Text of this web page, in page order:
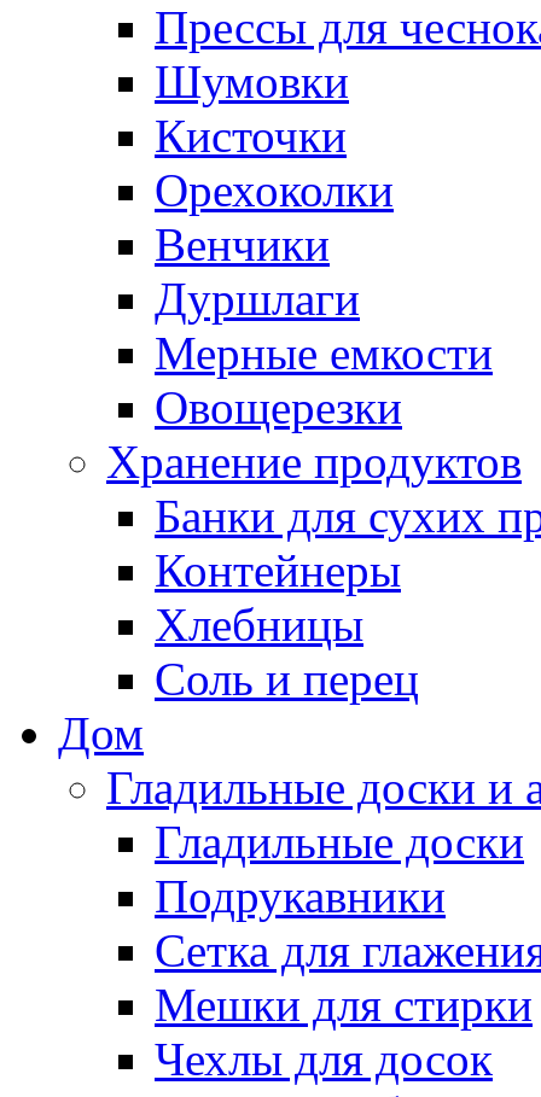
Прессы для
Шумовки
Кисточки
Орехоколки
Венчики
Дуршлаги
Мерные емкости
Овощерезки
Хранение продуктов
Банки для сухих
Контейнеры
Хлебницы
Соль и перец
Дом
Гладильные доски и
Гладильные доски
Подрукавники
Сетка для
Мешки для стирки
Чехлы для досок